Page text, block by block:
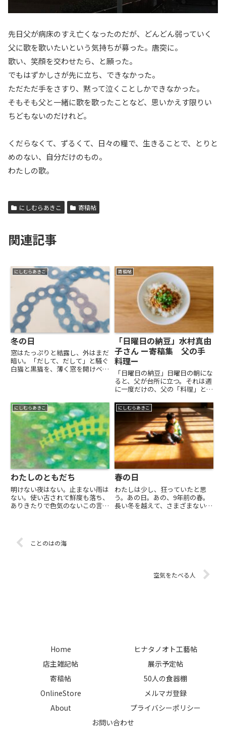
先日父が病床のすえ亡くなったのだが、どんどん弱っていく
父に歌を歌いたいという気持ちが募った。唐突に。
歌い、笑顔を交わせたら、と願った。
でもはずかしさが先に立ち、できなかった。
ただただ手をさすり、黙って泣くことしかできなかった。
そもそも父と一緒に歌を歌ったことなど、思いかえす限りい
ちどもないのだけれど。
くだらなくて、ずるくて、日々の糧で、生きることで、とりと
めのない、自分だけのもの。
わたしの歌。
にしむらあきこ 寄稿帖
関連記事
にしむらあきこ
冬の日
窓はたっぷりと結露し、外はまだ
暗い。「だして、だして」と騒ぐ
白猫と黒猫を、薄く窓を開けベラ
て、いれて」と戻ってくる。2月
の朝。息子はこの2月で10歳に
な...
寄稿帖
「日曜日の納豆」水村真由
子さん ー寄稿集 父の手
料理ー
「日曜日の納豆」日曜日の朝にな
ると、父が台所に立つ。それは週
に一度だけの、父の「料理」と呼
らない父が、このときだけは真剣
な表情で、水屋から大きな鉢を取
り出す。中には四人家族分の納豆
と、醤油、たっぷりの刻み葱が
入...
にしむらあきこ
わたしのともだち
明けない夜はない。止まない雨は
ない。使い古されて鮮度も落ち、
ありきたりで色気のないこの言葉
同級生は、同じような意味をもっ
て「不景気のあとは好景気が必
にしむらあきこ
春の日
わたしは少し、狂っていたと思
う。あの日。あの、9年前の春。
長い冬を越えて、さまざまないき
ことのはの海
空気をたべる人
Home
ヒナタノオト工藝帖
店主雑記帖
展示予定帖
寄稿帖
50人の食器棚
OnlineStore
メルマガ登録
About
プライバシーポリシー
お問い合わせ